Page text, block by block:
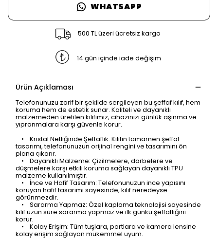
WHATSAPP
500 TL üzeri ücretsiz kargo
14 gün içinde iade değişim
Ürün Açıklaması
Telefonunuzu zarif bir şekilde sergileyen bu şeffaf kılıf, hem
koruma hem de estetik sunar. Kaliteli ve dayanıklı
malzemeden üretilen kılıfımız, cihazınızı günlük aşınma ve
yıpranmalara karşı güvenle korur.
• Kristal Netliğinde Şeffaflık: Kılıfın tamamen şeffaf
tasarımı, telefonunuzun orijinal rengini ve tasarımını ön
plana çıkarır.
• Dayanıklı Malzeme: Çizilmelere, darbelere ve
düşmelere karşı etkili koruma sağlayan dayanıklı TPU
malzeme kullanılmıştır.
• İnce ve Hafif Tasarım: Telefonunuzun ince yapısını
koruyan hafif tasarımı sayesinde, kılıf neredeyse
görünmezdir.
• Sararma Yapmaz: Özel kaplama teknolojisi sayesinde
kılıf uzun süre sararma yapmaz ve ilk günkü şeffaflığını
korur.
• Kolay Erişim: Tüm tuşlara, portlara ve kamera lensine
kolay erişim sağlayan mükemmel uyum.